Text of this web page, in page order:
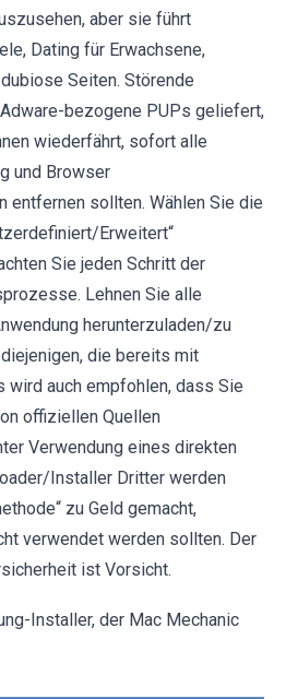
aber sie führt
Dating für Erwachsene,
Seiten. Störende
bezogene PUPs geliefert,
wiederfährt, sofort alle
und Browser
entfernen sollten. Wählen Sie die
Erweitert“
Sie jeden Schritt der
Lehnen Sie alle
herunterzuladen/zu
die bereits mit
wird auch empfohlen, dass Sie
offiziellen Quellen
Verwendung eines direkten
Installer Dritter werden
zu Geld gemacht,
verwendet werden sollten. Der
ist Vorsicht.
Installer, der Mac Mechanic